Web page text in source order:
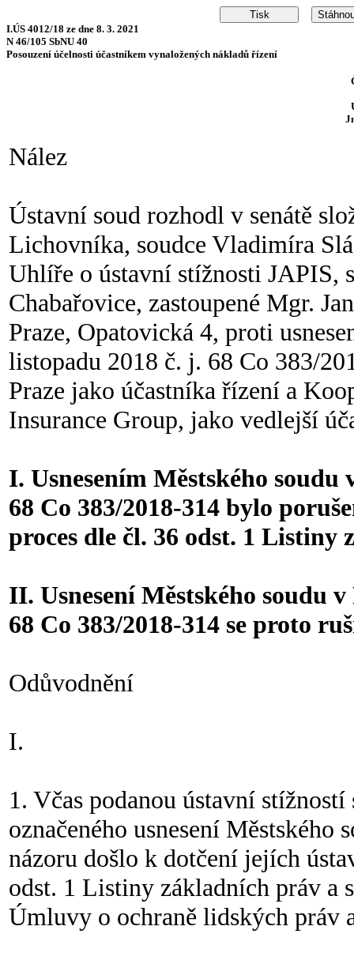
I.ÚS 4012/18 ze dne 8. 3. 2021
N 46/105 SbNU 40
Posouzení účelnosti účastníkem vynaložených nákladů řízení
Nález
Ústavní soud rozhodl v senátě
Lichovníka, soudce Vladimíra
Uhlíře o ústavní stížnosti JAPIS,
Chabařovice, zastoupené Mgr.
Praze, Opatovická 4, proti
listopadu 2018 č. j. 68 Co 383/
Praze jako účastníka řízení a
Insurance Group, jako vedlejší
I. Usnesením Městského soudu
68 Co 383/2018-314 bylo
proces dle čl. 36 odst. 1 Listiny
II. Usnesení Městského soudu
68 Co 383/2018-314 se proto
Odůvodnění
I.
1. Včas podanou ústavní
označeného usnesení
názoru došlo k dotčení jejích
odst. 1 Listiny základních práv a
Úmluvy o ochraně lidských práv